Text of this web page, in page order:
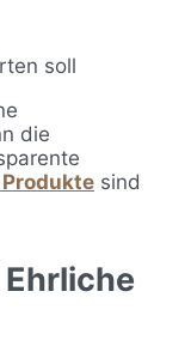
soll
die
sind